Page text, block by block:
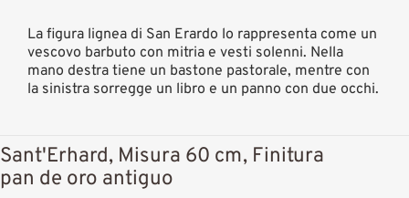
La figura lignea di San Erardo lo rappresenta come un
vescovo barbuto con mitria e vesti solenni. Nella
mano destra tiene un bastone pastorale, mentre con
la sinistra sorregge un libro e un panno con due occhi.
Sant'Erhard, Misura 60 cm, Finitura
pan de oro antiguo